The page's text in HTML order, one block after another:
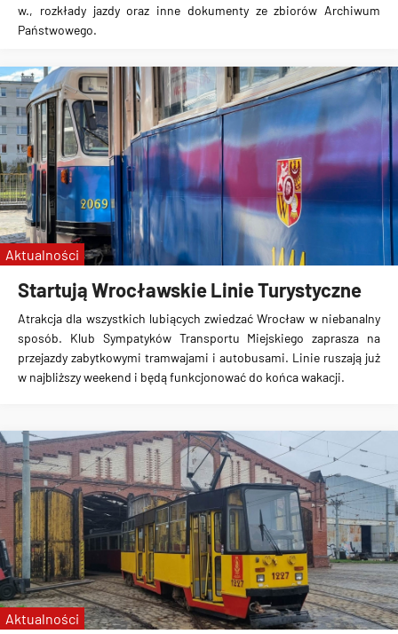
w., rozkłady jazdy oraz inne dokumenty ze zbiorów Archiwum
Państwowego.
Startują Wrocławskie Linie Turystyczne
Atrakcja dla wszystkich lubiących zwiedzać Wrocław w niebanalny
sposób. Klub Sympatyków Transportu Miejskiego zaprasza na
przejazdy zabytkowymi tramwajami i autobusami. Linie ruszają już
w najbliższy weekend i będą funkcjonować do końca wakacji.
Aktualności
Aktualności